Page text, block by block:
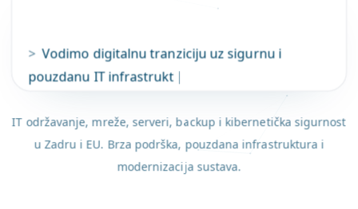
> Vodimo digitalnu tranziciju uz sigurnu i
pouzdanu IT infrastrukturu.
IT održavanje, mreže, serveri, backup i kibernetička sigurnost
u Zadru i EU. Brza podrška, pouzdana infrastruktura i
modernizacija sustava.